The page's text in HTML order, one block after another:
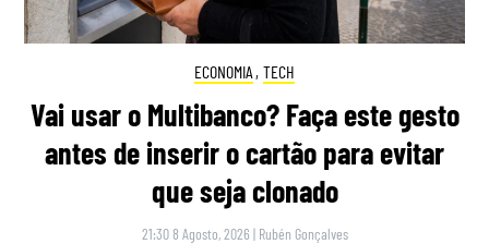
ECONOMIA , TECH
Vai usar o Multibanco? Faça este gesto
antes de inserir o cartão para evitar
que seja clonado
21:30 8 Agosto, 2026 | Rubén Gonçalves